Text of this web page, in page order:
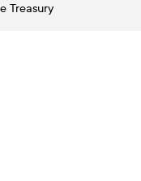
Treasury